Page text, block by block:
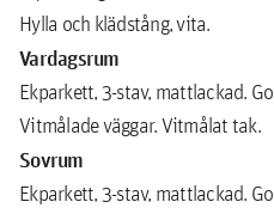
Hylla och klädstång, vita.
Vardagsrum
Ekparkett, 3-stav, mattlackad.
Vitmålade väggar. Vitmålat tak.
Sovrum
Ekparkett, 3-stav, mattlackad.